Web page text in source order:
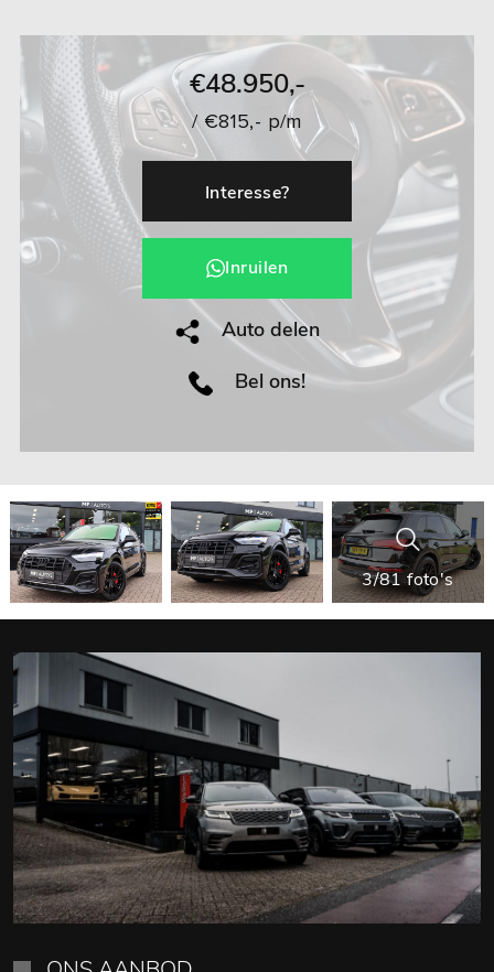
€48.950,-
/ €815,- p/m
Interesse?
Inruilen
Auto delen
Bel ons!
3/81 foto's